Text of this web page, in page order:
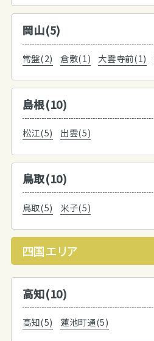
岡山(5)
常盤(2) 倉敷(1) 大雲寺前(1)
島根(10)
松江(5) 出雲(5)
鳥取(10)
鳥取(5) 米子(5)
四国エリア
高知(10)
高知(5) 蓮池町通(5)